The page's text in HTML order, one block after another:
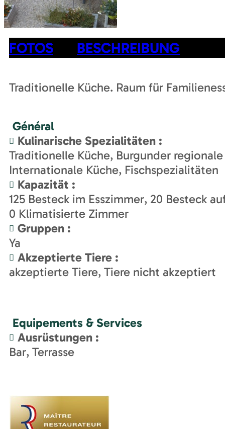
FOTOS BESCHREIBUNG
Traditionelle Küche. Raum für
Général
Kulinarische Spezialitäten :
Traditionelle Küche Burgunder
Internationale Küche Fischspezialitäten
Kapazität :
125 Besteck im Esszimmer 20 Besteck
0 Klimatisierte Zimmer
Gruppen :
Ya
Akzeptierte Tiere :
akzeptierte Tiere Tiere nicht akzeptiert
Equipements & Services
Ausrüstungen :
Bar Terrasse